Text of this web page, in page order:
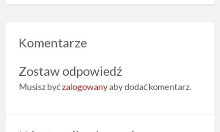
Komentarze
Zostaw odpowiedź
Musisz byćzalogowanyaby dodać komentarz.